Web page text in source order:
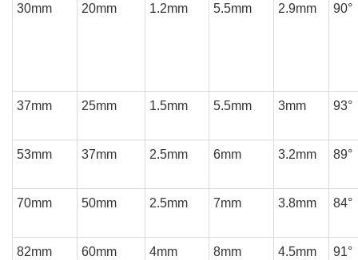
30mm 20mm 1.2mm 5.5mm 2.9mm 90°
37mm 25mm 1.5mm 5.5mm 3mm 93°
53mm 37mm 2.5mm 6mm 3.2mm 89°
70mm 50mm 2.5mm 7mm 3.8mm 84°
82mm 60mm 4mm 8mm 4.5mm 91°